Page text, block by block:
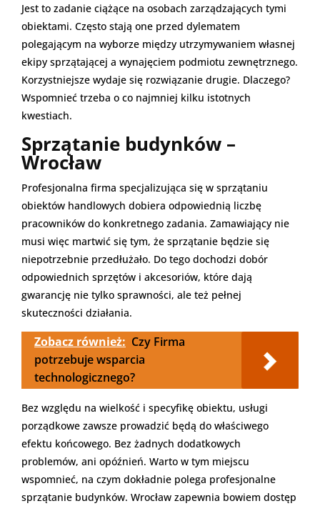
Jest to zadanie ciążące na osobach zarządzających tymi
obiektami. Często stają one przed dylematem
polegającym na wyborze między utrzymywaniem własnej
ekipy sprzątającej a wynajęciem podmiotu zewnętrznego.
Korzystniejsze wydaje się rozwiązanie drugie. Dlaczego?
Wspomnieć trzeba o co najmniej kilku istotnych
kwestiach.
Sprzątanie budynków –
Wrocław
Profesjonalna firma specjalizująca się w sprzątaniu
obiektów handlowych dobiera odpowiednią liczbę
pracowników do konkretnego zadania. Zamawiający nie
musi więc martwić się tym, że sprzątanie będzie się
niepotrzebnie przedłużało. Do tego dochodzi dobór
odpowiednich sprzętów i akcesoriów, które dają
gwarancję nie tylko sprawności, ale też pełnej
skuteczności działania.
Zobacz również: Czy Firma
potrzebuje wsparcia
technologicznego?
Bez względu na wielkość i specyfikę obiektu, usługi
porządkowe zawsze prowadzić będą do właściwego
efektu końcowego. Bez żadnych dodatkowych
problemów, ani opóźnień. Warto w tym miejscu
wspomnieć, na czym dokładnie polega profesjonalne
sprzątanie budynków. Wrocław zapewnia bowiem dostęp